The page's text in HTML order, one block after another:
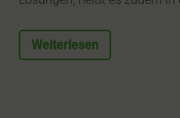
Weiterlesen